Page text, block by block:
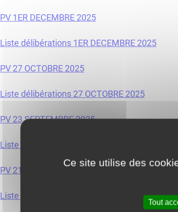
PV 1ER DECEMBRE 2025
Liste délibérations 1ER DECEMBRE 2025
PV 27 OCTOBRE 2025
Liste délibérations 27 OCTOBRE 2025
PV 23 SEPTEMBRE 2025
Liste délibérations 23 SEPTEMBRE 2025
PV 21 JUILLET 2025
Liste délibérations 21 JUILLET 2025
Ce site utilise des
Tout